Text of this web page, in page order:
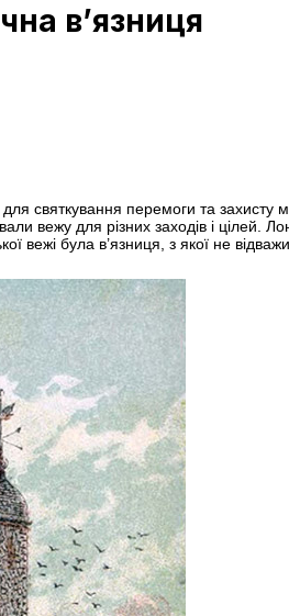
в’язниця
святкування перемоги та
вежу для різних заходів і
вежі була в’язниця, з якої не